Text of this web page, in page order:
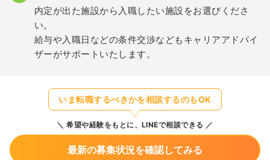
内定が出た施設から入職したい施設をお選びくださ
い。
給与や入職日などの条件交渉などもキャリアアドバイ
ザーがサポートいたします。
いま転職するべきかを相談するのもOK
希望や経験をもとに、LINEで相談できる
最新の募集状況を確認してみる